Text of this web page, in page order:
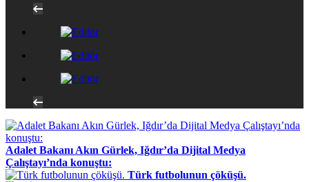
Adalet Bakanı Akın Gürlek, Iğdır’da Dijital Medya
Çalıştayı’nda konuştu:
Türk futbolunun çöküşü.